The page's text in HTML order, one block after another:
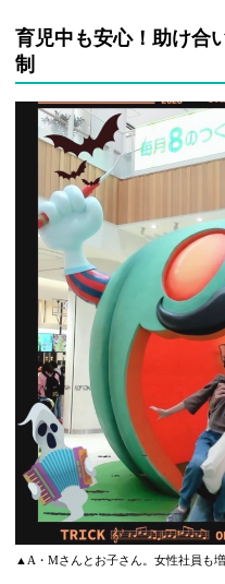
育児中も安心！助け合
制
▲A・Mさんとお子さん。女性社員も